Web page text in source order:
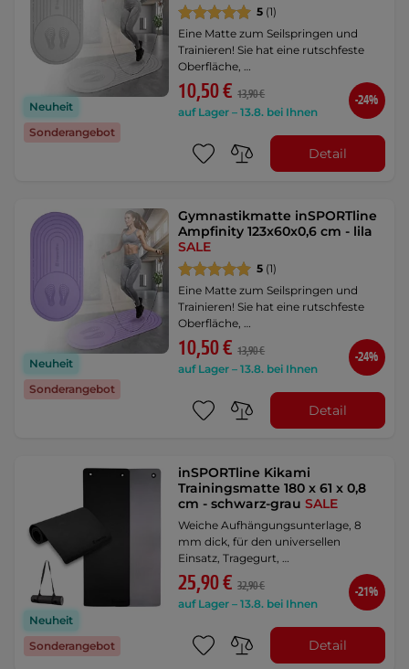
Neuheit
Sonderangebot
5 (1)
Eine Matte zum Seilspringen und
Trainieren! Sie hat eine rutschfeste
Oberfläche, …
10,50 € 13,90 €
auf Lager – 13.8. bei Ihnen
-24%
Detail
Neuheit
Sonderangebot
Gymnastikmatte inSPORTline
Ampfinity 123x60x0,6 cm - lila
SALE
5 (1)
Eine Matte zum Seilspringen und
Trainieren! Sie hat eine rutschfeste
Oberfläche, …
10,50 € 13,90 €
auf Lager – 13.8. bei Ihnen
-24%
Detail
Neuheit
Sonderangebot
inSPORTline Kikami
Trainingsmatte 180 x 61 x 0,8
cm - schwarz-grauSALE
Weiche Aufhängungsunterlage, 8
mm dick, für den universellen
Einsatz, Tragegurt, …
25,90 € 32,90 €
auf Lager – 13.8. bei Ihnen
-21%
Detail